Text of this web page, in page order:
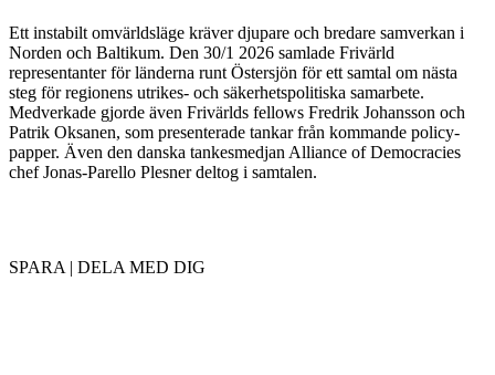
Ett instabilt omvärldsläge kräver djupare och bredare samverkan i
Norden och Baltikum. Den 30/1 2026 samlade Frivärld
representanter för länderna runt Östersjön för ett samtal om nästa
steg för regionens utrikes- och säkerhetspolitiska samarbete.
Medverkade gjorde även Frivärlds fellows Fredrik Johansson och
Patrik Oksanen, som presenterade tankar från kommande policy-
papper. Även den danska tankesmedjan Alliance of Democracies
chef Jonas-Parello Plesner deltog i samtalen.
SPARA | DELA MED DIG